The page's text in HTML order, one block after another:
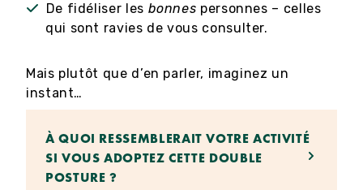
De fidéliser les bonnes personnes – celles
qui sont ravies de vous consulter.
Mais plutôt que d’en parler, imaginez un
instant…
À QUOI RESSEMBLERAIT VOTRE ACTIVITÉ
SI VOUS ADOPTEZ CETTE DOUBLE
POSTURE ?